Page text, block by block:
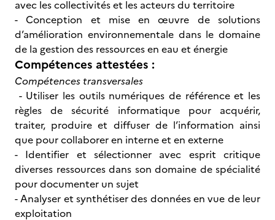
avec les collectivités et les acteurs du territoire
- Conception et mise en œuvre de solutions
d’amélioration environnementale dans le domaine
de la gestion des ressources en eau et énergie
Compétences attestées :
Compétences transversales
- Utiliser les outils numériques de référence et les
règles de sécurité informatique pour acquérir,
traiter, produire et diffuser de l’information ainsi
que pour collaborer en interne et en externe
- Identifier et sélectionner avec esprit critique
diverses ressources dans son domaine de spécialité
pour documenter un sujet
- Analyser et synthétiser des données en vue de leur
exploitation